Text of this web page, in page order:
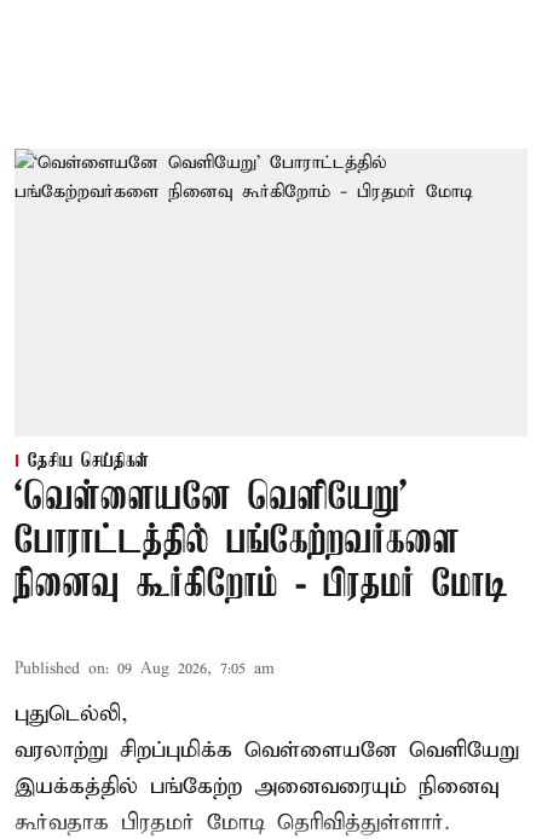
தேசிய செய்திகள்
‘வெள்ளையனே வெளியேறு’
போராட்டத்தில் பங்கேற்றவர்களை
நினைவு கூர்கிறோம் - பிரதமர் மோடி
Published on: 09 Aug 2026, 7:05 am
புதுடெல்லி,
வரலாற்று சிறப்புமிக்க வெள்ளையனே வெளியேறு
இயக்கத்தில் பங்கேற்ற அனைவரையும் நினைவு
கூர்வதாக பிரதமர் மோடி தெரிவித்துள்ளார்.